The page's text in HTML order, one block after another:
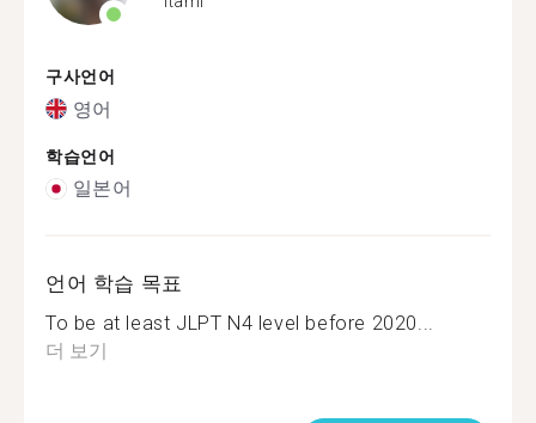
구사언어
영어
학습언어
일본어
언어 학습 목표
To be at least JLPT N4 level before 2020...
더 보기